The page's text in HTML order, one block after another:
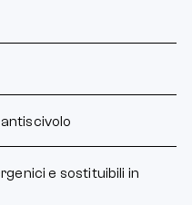
e sostituibili in